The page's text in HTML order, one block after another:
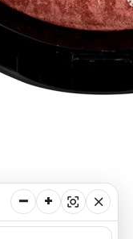
− + center_focus_strong close